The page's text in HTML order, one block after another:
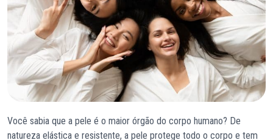
Você sabia que a pele é o maior órgão do corpo humano? De
natureza elástica e resistente, a pele protege todo o corpo e tem